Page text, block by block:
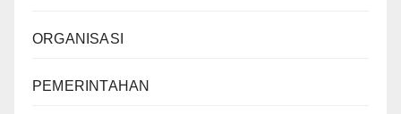
ORGANISASI
PEMERINTAHAN